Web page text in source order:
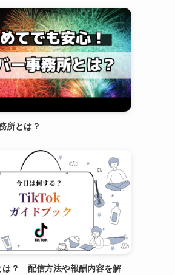
所とは？
？ 配信方法や報酬内容を解